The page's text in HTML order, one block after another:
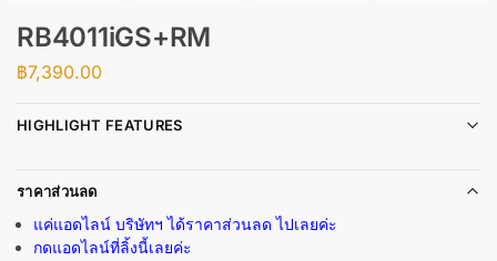
RB4011iGS+RM
฿7,390.00
HIGHLIGHT FEATURES
ราคาส่วนลด
แค่แอดไลน์ บริษัทฯ ได้ราคาส่วนลด ไปเลยค่ะ
กดแอดไลน์ที่ลิ้งนี้เลยค่ะ